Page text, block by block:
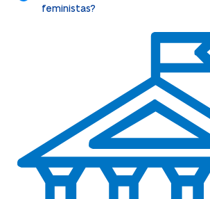
feministas?